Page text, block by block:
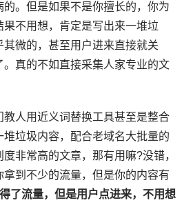
。但是如果不是你擅长的，你为
不用想，肯定是写出来一堆垃
微的，甚至用户进来直接就关
。真的不如直接采集人家专业的文
人用近义词替换工具甚至是整合
垃圾内容，配合老域名大批量的
度非常高的文章，那有用嘛?没错，
到不少的流量，但是你的内容有
了流量，但是用户点进来，不用想